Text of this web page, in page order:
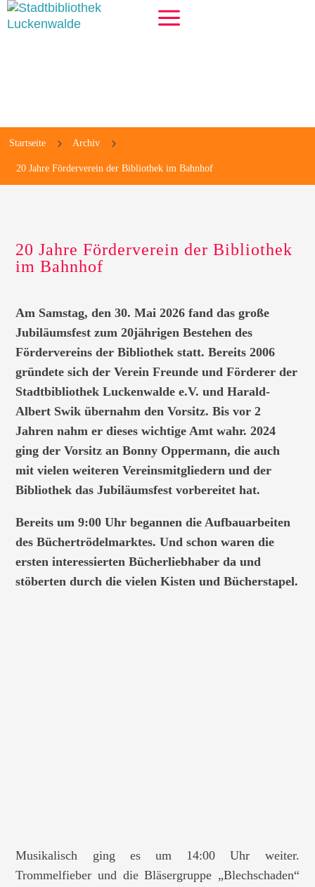
a
Startseite 5 Archiv 5
20 Jahre Förderverein der Bibliothek im Bahnhof
20 Jahre Förderverein der Bibliothek
im Bahnhof
Am Samstag, den 30. Mai 2026 fand das große
Jubiläumsfest zum 20jährigen Bestehen des
Fördervereins der Bibliothek statt. Bereits 2006
gründete sich der Verein Freunde und Förderer der
Stadtbibliothek Luckenwalde e.V. und Harald-
Albert Swik übernahm den Vorsitz. Bis vor 2
Jahren nahm er dieses wichtige Amt wahr. 2024
ging der Vorsitz an Bonny Oppermann, die auch
mit vielen weiteren Vereinsmitgliedern und der
Bibliothek das Jubiläumsfest vorbereitet hat.
Bereits um 9:00 Uhr begannen die Aufbauarbeiten
des Büchertrödelmarktes. Und schon waren die
ersten interessierten Bücherliebhaber da und
stöberten durch die vielen Kisten und Bücherstapel.
Musikalisch ging es um 14:00 Uhr weiter.
Trommelfieber und die Bläsergruppe „Blechschaden“